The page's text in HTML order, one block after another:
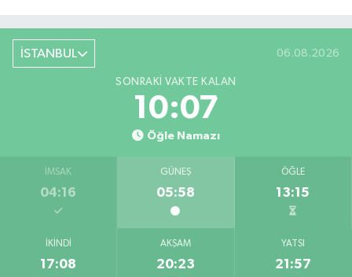
İSTANBUL 06.08.2026
SONRAKI VAKTE KALAN
10:06
Öğle Namazı
İMSAK
04:16
GÜNEŞ
05:58
ÖĞLE
13:15
İKINDI
17:08
AKŞAM
20:23
YATSI
21:57